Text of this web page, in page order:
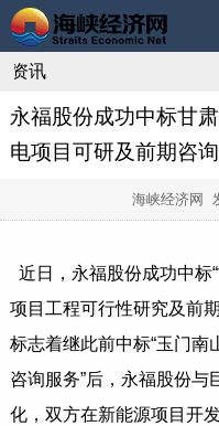
资讯
永福股份成功中标甘
电项目可研及前期咨
海峡经济网
近日，永福股份成功中标
项目工程可行性研究及前
标志着继此前中标“玉门南
咨询服务”后，永福股份
化，双方在新能源项目开